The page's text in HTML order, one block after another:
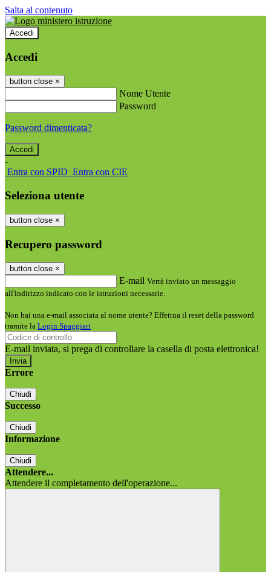
Salta al contenuto
Accedi
Accedi
button close ×
Nome Utente
Password
Password dimenticata?
-
Entra con SPID Entra con CIE
Seleziona utente
button close ×
Recupero password
button close ×
E-mail Verrà inviato un messaggio
all'indirizzo indicato con le istruzioni necessarie.
Non hai una e-mail associata al nome utente? Effettua il reset della password
tramite la Login Spaggiari
E-mail inviata, si prega di controllare la casella di posta elettronica!
Errore
Chiudi
Successo
Chiudi
Informazione
Chiudi
Attendere...
Attendere il completamento dell'operazione...